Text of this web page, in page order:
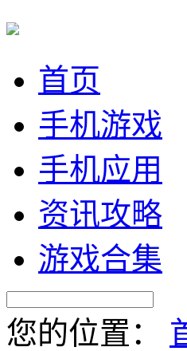
首页
手机游戏
手机应用
资讯攻略
游戏合集
您的位置：